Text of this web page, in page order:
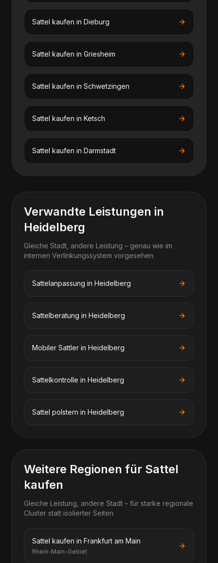
Sattel kaufen in Dieburg
Sattel kaufen in Griesheim
Sattel kaufen in Schwetzingen
Sattel kaufen in Ketsch
Sattel kaufen in Darmstadt
Verwandte Leistungen in
Heidelberg
Gleiche Stadt, andere Leistung – genau wie im
internen Verlinkungssystem vorgesehen.
Sattelanpassung in Heidelberg
Sattelberatung in Heidelberg
Mobiler Sattler in Heidelberg
Sattelkontrolle in Heidelberg
Sattel polstern in Heidelberg
Weitere Regionen für Sattel
kaufen
Gleiche Leistung, andere Stadt – für starke regionale
Cluster statt isolierter Seiten.
Sattel kaufen in Frankfurt am Main
Rhein-Main-Gebiet